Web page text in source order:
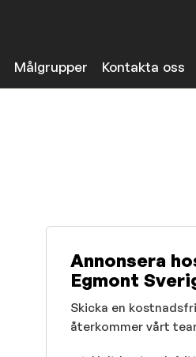
Målgrupper Kontakta oss
Annonsera
Egmont
Skicka en
återkommer vårt